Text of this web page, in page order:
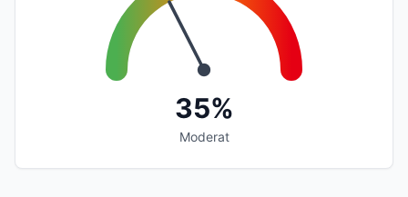
35%
Moderat